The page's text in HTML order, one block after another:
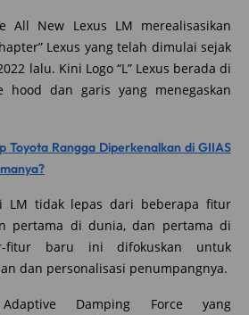
All New Lexus LM merealisasikan
Lexus yang telah dimulai sejak
lalu. Kini Logo “L” Lexus berada di
hood dan garis yang menegaskan
Toyota Rangga Diperkenalkan di GIIAS
LM tidak lepas dari beberapa fitur
pertama di dunia, dan pertama di
fitur baru ini difokuskan untuk
dan personalisasi penumpangnya.
Damping Force yang